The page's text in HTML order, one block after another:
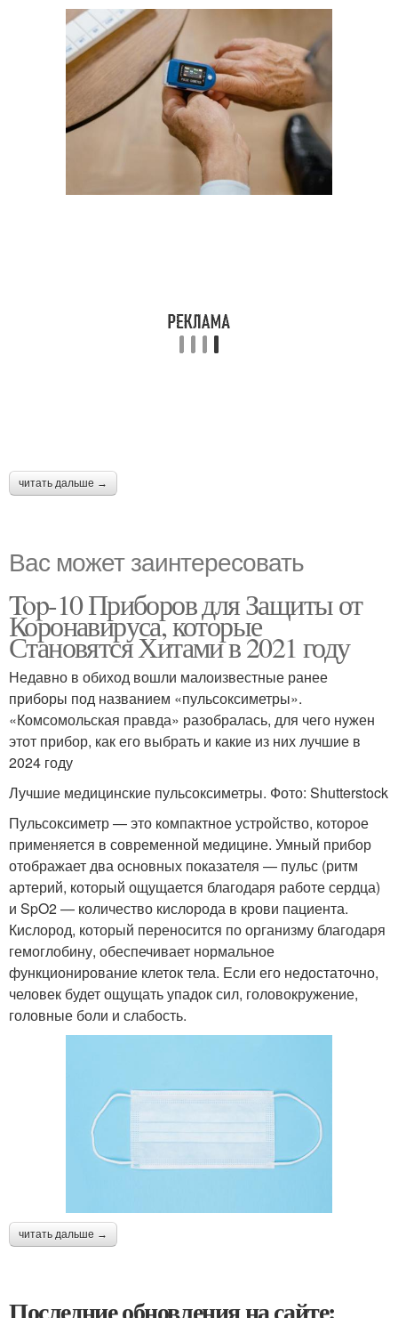
читать дальше →
Вас может заинтересовать
Top-10 Приборов для Защиты от
Коронавируса, которые
Становятся Хитами в 2021 году
Недавно в обиход вошли малоизвестные ранее
приборы под названием «пульсоксиметры».
«Комсомольская правда» разобралась, для чего нужен
этот прибор, как его выбрать и какие из них лучшие в
2024 году
Лучшие медицинские пульсоксиметры. Фото: Shutterstock
Пульсоксиметр — это компактное устройство, которое
применяется в современной медицине. Умный прибор
отображает два основных показателя — пульс (ритм
артерий, который ощущается благодаря работе сердца)
и SpO2 — количество кислорода в крови пациента.
Кислород, который переносится по организму благодаря
гемоглобину, обеспечивает нормальное
функционирование клеток тела. Если его недостаточно,
человек будет ощущать упадок сил, головокружение,
головные боли и слабость.
читать дальше →